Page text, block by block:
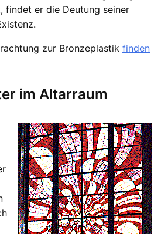
findet er die Deutung seiner
zur Bronzeplastik finden
im Altarraum